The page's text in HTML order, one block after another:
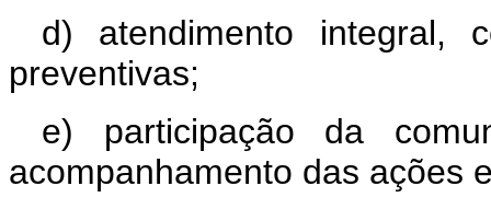
d) atendimento integral,
preventivas;
e) participação da
acompanhamento das ações